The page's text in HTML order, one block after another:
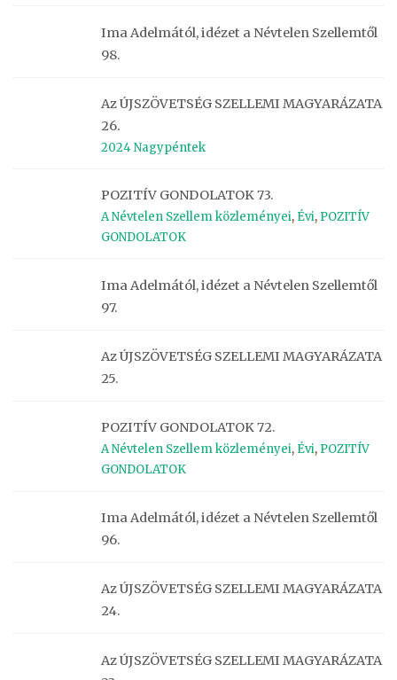
Ima Adelmától, idézet a Névtelen Szellemtől
98.
Az ÚJSZÖVETSÉG SZELLEMI MAGYARÁZATA
26.
2024 Nagypéntek
POZITÍV GONDOLATOK 73.
A Névtelen Szellem közleményei, Évi, POZITÍV
GONDOLATOK
Ima Adelmától, idézet a Névtelen Szellemtől
97.
Az ÚJSZÖVETSÉG SZELLEMI MAGYARÁZATA
25.
POZITÍV GONDOLATOK 72.
A Névtelen Szellem közleményei, Évi, POZITÍV
GONDOLATOK
Ima Adelmától, idézet a Névtelen Szellemtől
96.
Az ÚJSZÖVETSÉG SZELLEMI MAGYARÁZATA
24.
Az ÚJSZÖVETSÉG SZELLEMI MAGYARÁZATA